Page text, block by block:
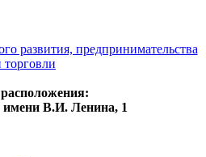
развития, предпринимательства
торговли
имени В.И. Ленина, 1